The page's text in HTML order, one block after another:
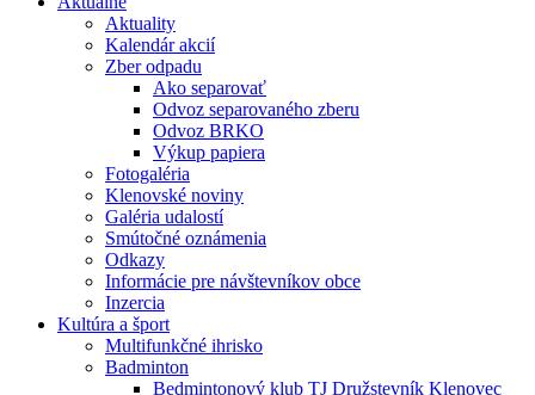
Aktuality
Kalendár akcií
Zber odpadu
Ako separovať
Odvoz separovaného zberu
Odvoz BRKO
Výkup papiera
Fotogaléria
Klenovské noviny
Galéria udalostí
Smútočné oznámenia
Odkazy
Informácie pre návštevníkov obce
Inzercia
Kultúra a šport
Multifunkčné ihrisko
Badminton
Bedmintonový klub TJ Družstevník Klenovec